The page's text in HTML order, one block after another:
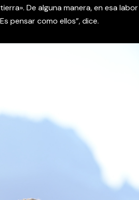
De alguna manera, en esa labor
pensar como ellos”, dice.